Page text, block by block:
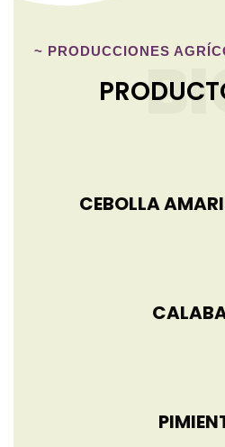
~ PRODUCCIONES
CEBOLLA